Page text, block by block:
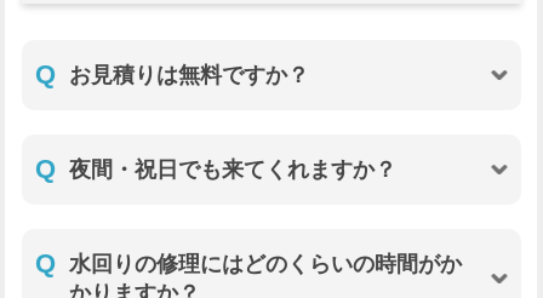
Q お見積りは無料ですか？
Q 夜間・祝日でも来てくれますか？
Q 水回りの修理にはどのくらいの時間がか